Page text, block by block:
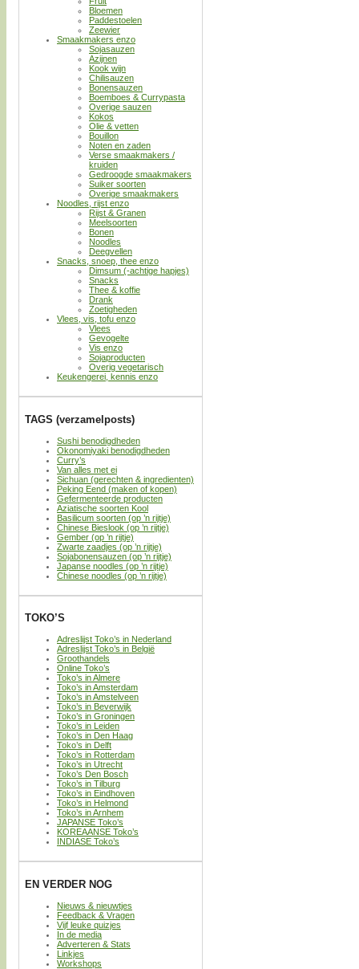
Bloemen
Paddestoelen
Zeewier
Smaakmakers enzo
Sojasauzen
Azijnen
Kook wijn
Chilisauzen
Bonensauzen
Boemboes & Currypasta
Overige sauzen
Kokos
Olie & vetten
Bouillon
Noten en zaden
Verse smaakmakers /
kruiden
Gedroogde smaakmakers
Suiker soorten
Overige smaakmakers
Noodles, rijst enzo
Rijst & Granen
Meelsoorten
Bonen
Noodles
Deegvellen
Snacks, snoep, thee enzo
Dimsum (-achtige hapjes)
Snacks
Thee & koffie
Drank
Zoetigheden
Vlees, vis, tofu enzo
Vlees
Gevogelte
Vis enzo
Sojaproducten
Overig vegetarisch
Keukengerei, kennis enzo
TAGS (verzamelposts)
Sushi benodigdheden
Okonomiyaki benodigdheden
Curry’s
Van alles met ei
Sichuan (gerechten & ingredienten)
Peking Eend (maken of kopen)
Gefermenteerde producten
Aziatische soorten Kool
Basilicum soorten (op ’n rijtje)
Chinese Bieslook (op ’n rijtje)
Gember (op ’n rijtje)
Zwarte zaadjes (op ’n rijtje)
Sojabonensauzen (op ’n rijtje)
Japanse noodles (op ’n rijtje)
Chinese noodles (op ’n rijtje)
TOKO’S
Adreslijst Toko’s in Nederland
Adreslijst Toko’s in België
Groothandels
Online Toko’s
Toko’s in Almere
Toko’s in Amsterdam
Toko’s in Amstelveen
Toko’s in Beverwijk
Toko’s in Groningen
Toko’s in Leiden
Toko’s in Den Haag
Toko’s in Delft
Toko’s in Rotterdam
Toko’s in Utrecht
Toko’s Den Bosch
Toko’s in Tilburg
Toko’s in Eindhoven
Toko’s in Helmond
Toko’s in Arnhem
JAPANSE Toko’s
KOREAANSE Toko’s
INDIASE Toko’s
EN VERDER NOG
Nieuws & nieuwtjes
Feedback & Vragen
Vijf leuke quizjes
In de media
Adverteren & Stats
Linkjes
Workshops